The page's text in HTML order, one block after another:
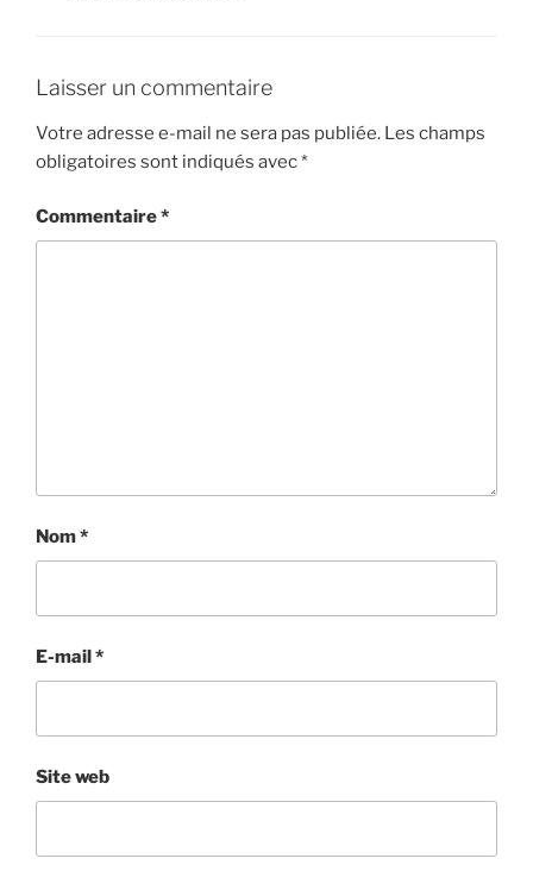
Laisser un commentaire
Votre adresse e-mail ne sera pas publiée. Les champs
obligatoires sont indiqués avec*
Commentaire*
Nom*
E-mail*
Site web